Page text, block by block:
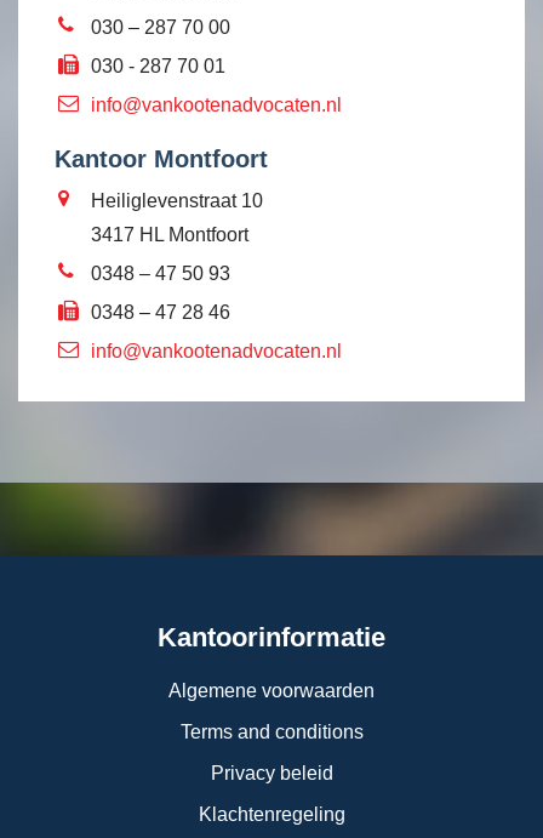
030 – 287 70 00
030 - 287 70 01
info@vankootenadvocaten.nl
Kantoor Montfoort
Heiliglevenstraat 10
3417 HL Montfoort
0348 – 47 50 93
0348 – 47 28 46
info@vankootenadvocaten.nl
Kantoorinformatie
Algemene voorwaarden
Terms and conditions
Privacy beleid
Klachtenregeling